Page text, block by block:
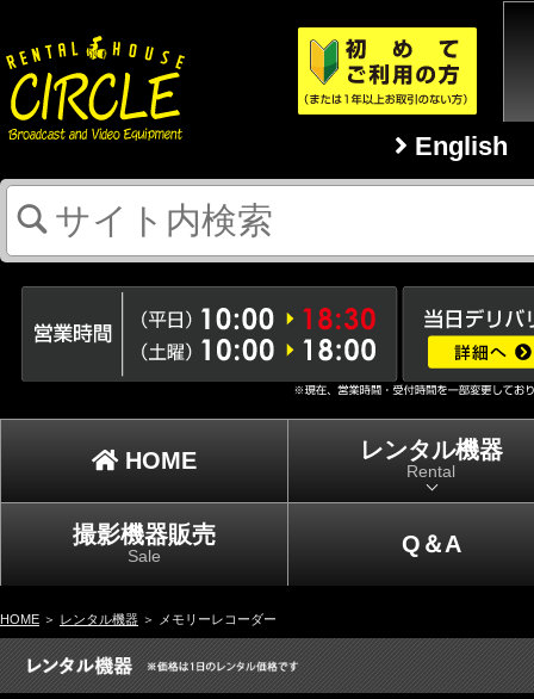
English
HOME レンタル機器
Rental
撮影機器販売
Sale Q＆A
HOME ＞ レンタル機器 ＞ メモリーレコーダー